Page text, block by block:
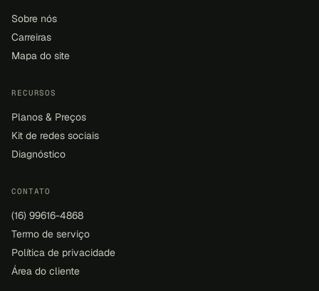
Sobre nós
Carreiras
Mapa do site
RECURSOS
Planos & Preços
Kit de redes sociais
Diagnóstico
CONTATO
(16) 99616-4868
Termo de serviço
Política de privacidade
Área do cliente